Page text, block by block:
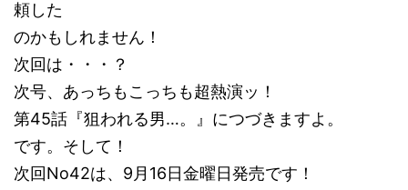
頼した
のかもしれません！
次回は・・・？
次号、あっちもこっちも超熱演ッ！
第45話『狙われる男…。』につづきますよ。
です。そして！
次回No42は、9月16日金曜日発売です！